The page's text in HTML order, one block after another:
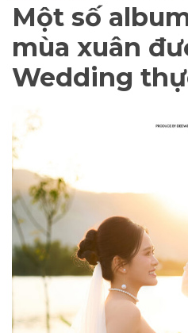
Một số
mùa xuân
Wedding